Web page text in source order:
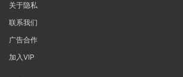
关于隐私
联系我们
广告合作
加入VIP